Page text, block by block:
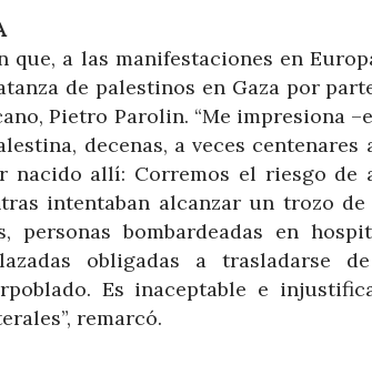
que, a las manifestaciones en
de palestinos en Gaza por
Pietro Parolin. “Me impresiona
decenas, a veces
nacido allí: Corremos el riesgo de
intentaban alcanzar un trozo
personas bombardeadas en
obligadas a
Es inaceptable e
remarcó.